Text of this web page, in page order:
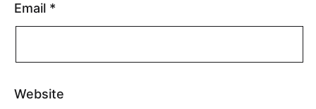
Email *
Website